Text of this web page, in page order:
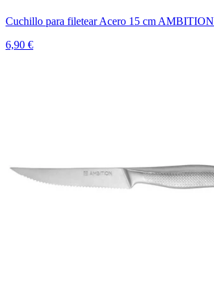
Cuchillo para filetear Acero 15 cm AMBITION
6,90 €